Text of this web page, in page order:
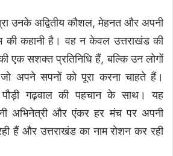
उनके अद्वितीय कौशल, मेहनत और अपनी
की कहानी है। वह न केवल उत्तराखंड की
एक सशक्त प्रतिनिधि हैं, बल्कि उन लोगों
अपने सपनों को पूरा करना चाहते हैं।
गढ़वाल की पहचान के साथ। यह
अभिनेत्री और एंकर हर मंच पर अपनी
हैं और उत्तराखंड का नाम रोशन कर रही